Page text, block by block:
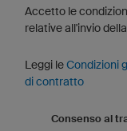
Accetto le
relative all'invio
Leggi leCondizioni
di contratto
Consenso al